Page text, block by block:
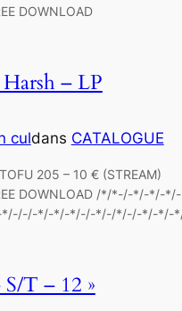
DOWNLOAD
– LP
culdans CATALOGUE
205 – 10 € (STREAM)
DOWNLOAD /*/*-/-*/-*/-
*/-*/-*/-/-*/-/*/-/-*/-*/-
T – 12 »